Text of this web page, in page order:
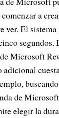
a
ver. El
segundos.
Microsoft
adicional
de
elegir la